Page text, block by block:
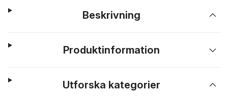
Beskrivning
Produktinformation
Utforska kategorier